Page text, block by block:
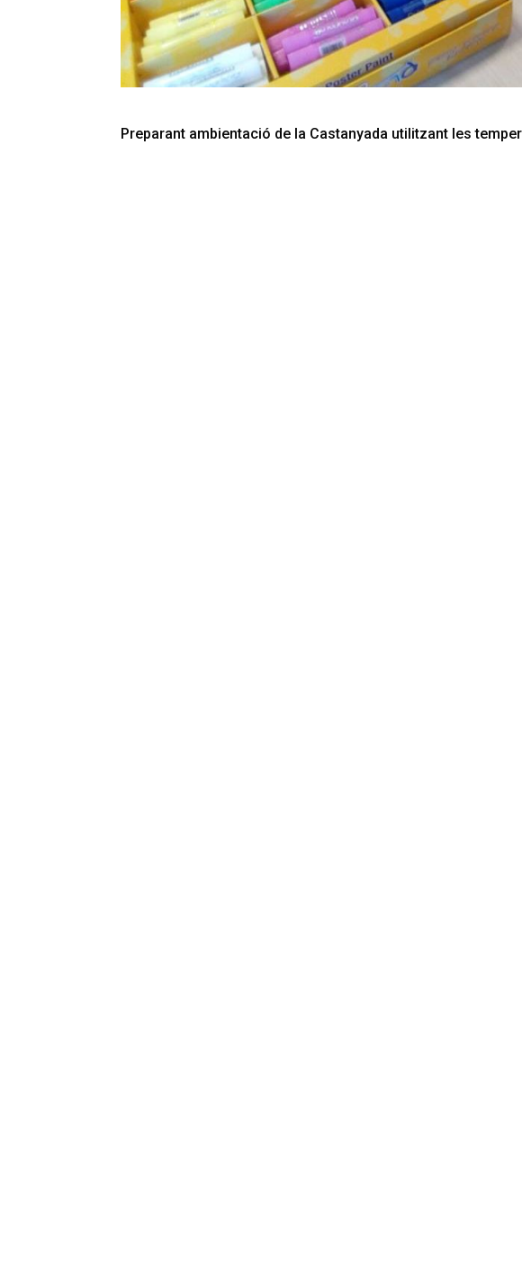
Preparant ambientació de la Castanyada utilitzant les